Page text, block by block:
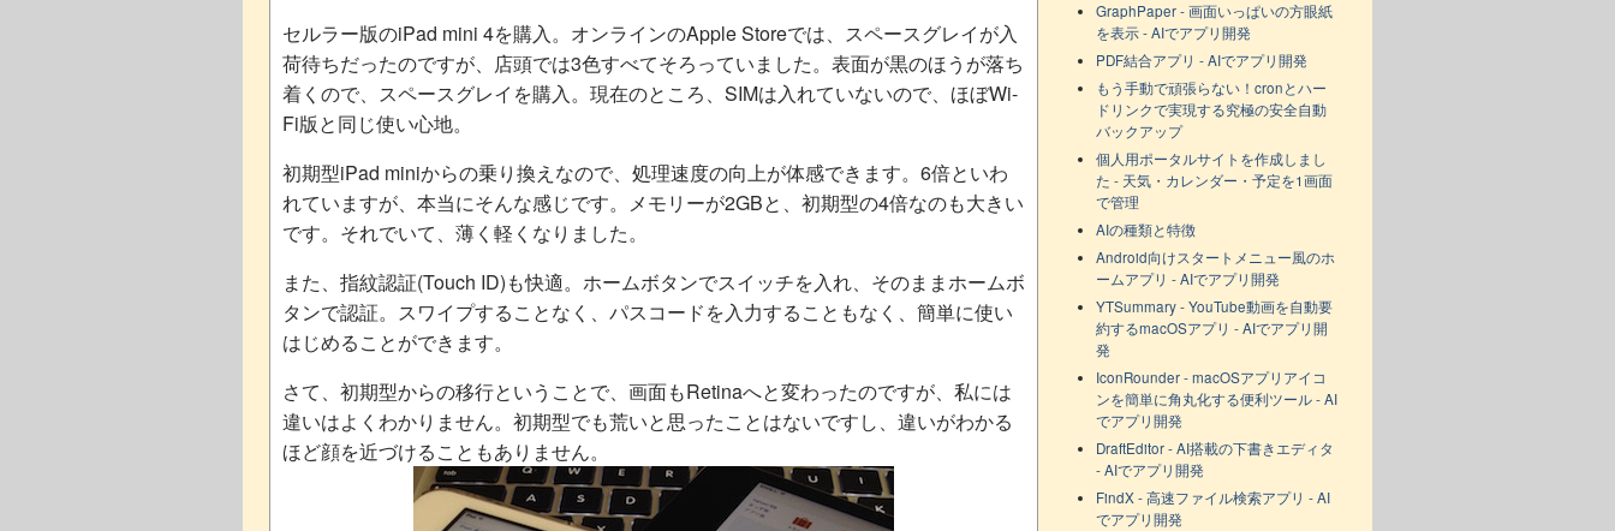
セルラー版のiPad mini 4を購入。オンラインのApple Storeでは、スペースグレイが入
荷待ちだったのですが、店頭では3色すべてそろっていました。表面が黒のほうが落ち
着くので、スペースグレイを購入。現在のところ、SIMは入れていないので、ほぼWi-
Fi版と同じ使い心地。
初期型iPad miniからの乗り換えなので、処理速度の向上が体感できます。6倍といわ
れていますが、本当にそんな感じです。メモリーが2GBと、初期型の4倍なのも大きい
です。それでいて、薄く軽くなりました。
また、指紋認証(Touch ID)も快適。ホームボタンでスイッチを入れ、そのままホームボ
タンで認証。スワイプすることなく、パスコードを入力することもなく、簡単に使い
はじめることができます。
さて、初期型からの移行ということで、画面もRetinaへと変わったのですが、私には
違いはよくわかりません。初期型でも荒いと思ったことはないですし、違いがわかる
ほど顔を近づけることもありません。
GraphPaper - 画面いっぱいの方眼紙
を表示 - AIでアプリ開発
PDF結合アプリ - AIでアプリ開発
もう手動で頑張らない！cronとハー
ドリンクで実現する究極の安全自動
バックアップ
個人用ポータルサイトを作成しまし
た - 天気・カレンダー・予定を1画面
で管理
AIの種類と特徴
Android向けスタートメニュー風のホ
ームアプリ - AIでアプリ開発
YTSummary - YouTube動画を自動要
約するmacOSアプリ - AIでアプリ開
発
IconRounder - macOSアプリアイコ
ンを簡単に角丸化する便利ツール - AI
でアプリ開発
DraftEditor - AI搭載の下書きエディタ
- AIでアプリ開発
FindX - 高速ファイル検索アプリ - AI
でアプリ開発